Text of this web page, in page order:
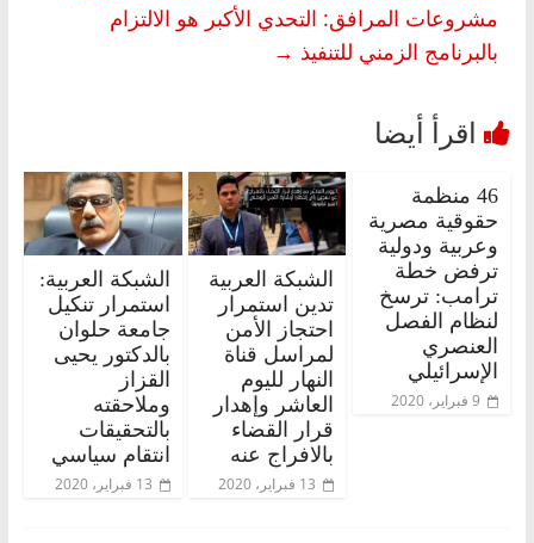
مشروعات المرافق: التحدي الأكبر هو الالتزام
بالبرنامج الزمني للتنفيذ →
46 منظمة
حقوقية مصرية
وعربية ودولية
ترفض خطة
ترامب: ترسخ
لنظام الفصل
العنصري
الإسرائيلي
9 فبراير، 2020
الشبكة العربية
تدين استمرار
احتجاز الأمن
لمراسل قناة
النهار لليوم
العاشر وإهدار
قرار القضاء
بالافراج عنه
13 فبراير، 2020
الشبكة العربية:
استمرار تنكيل
جامعة حلوان
بالدكتور يحيى
القزاز
وملاحقته
بالتحقيقات
انتقام سياسي
13 فبراير، 2020